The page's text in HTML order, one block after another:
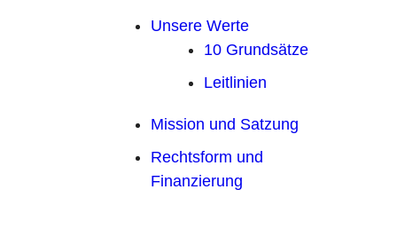
Unsere Werte
10 Grundsätze
Leitlinien
Mission und Satzung
Rechtsform und
Finanzierung